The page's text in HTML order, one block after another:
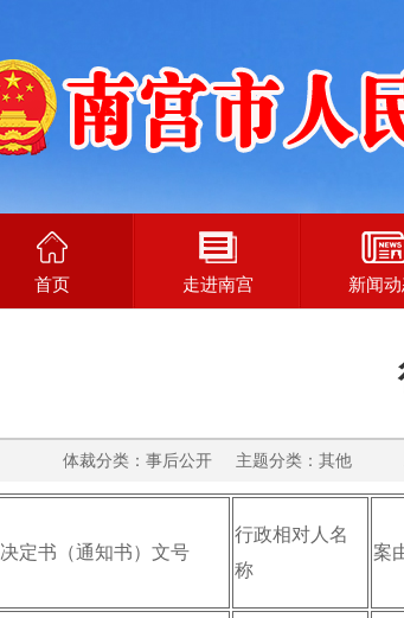
首页 走进南宫 新闻
体裁分类：事后公开 主题分类：其他
决定书（通知书）文号
行政相对人名
称
案